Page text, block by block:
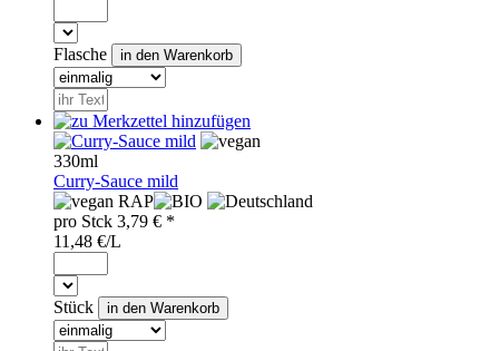
Flasche
330ml
Curry-Sauce mild
RAP
pro Stck 3,79 € *
11,48 €/L
Stück